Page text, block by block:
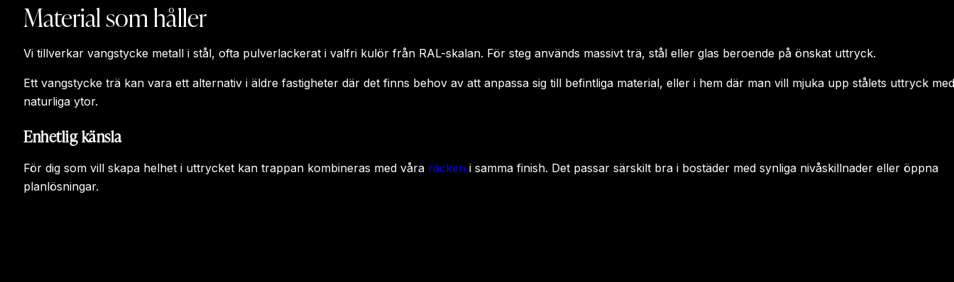
Material som håller
Vi tillverkar vangstycke metall i stål, ofta pulverlackerat i valfri kulör från RAL-skalan. För steg används massivt trä, stål eller glas beroende på önskat uttryck.
Ett vangstycke trä kan vara ett alternativ i äldre fastigheter där det finns behov av att anpassa sig till befintliga material, eller i hem där man vill mjuka upp stålets uttryck med
naturliga ytor.
Enhetlig känsla
För dig som vill skapa helhet i uttrycket kan trappan kombineras med våra räcken i samma finish. Det passar särskilt bra i bostäder med synliga nivåskillnader eller öppna
planlösningar.